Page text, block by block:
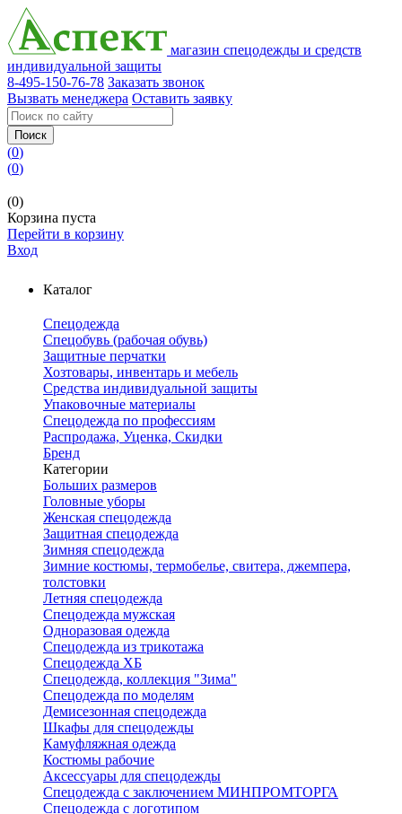
магазин спецодежды и средств
индивидуальной защиты
8-495-150-76-78 Заказать звонок
Вызвать менеджера Оставить заявку
Поиск
(0)
(0)
(0)
Корзина пуста
Перейти в корзину
Вход
Каталог
Спецодежда
Спецобувь (рабочая обувь)
Защитные перчатки
Хозтовары, инвентарь и мебель
Средства индивидуальной защиты
Упаковочные материалы
Спецодежда по профессиям
Распродажа, Уценка, Скидки
Бренд
Категории
Больших размеров
Головные уборы
Женская спецодежда
Защитная спецодежда
Зимняя спецодежда
Зимние костюмы, термобелье, свитера, джемпера,
толстовки
Летняя спецодежда
Спецодежда мужская
Одноразовая одежда
Спецодежда из трикотажа
Спецодежда ХБ
Спецодежда, коллекция "Зима"
Спецодежда по моделям
Демисезонная спецодежда
Шкафы для спецодежды
Камуфляжная одежда
Костюмы рабочие
Аксессуары для спецодежды
Спецодежда с заключением МИНПРОМТОРГА
Спецодежда с логотипом